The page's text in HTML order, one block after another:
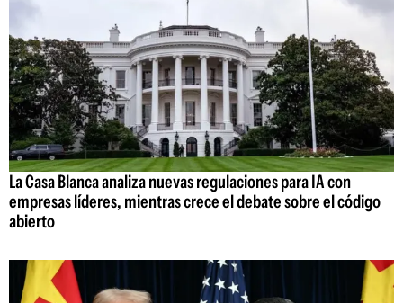
La Casa Blanca analiza nuevas regulaciones para IA con
empresas líderes, mientras crece el debate sobre el código
abierto